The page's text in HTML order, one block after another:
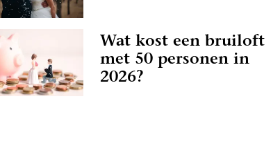
Wat kost een bruiloft
met 50 personen in
2026?